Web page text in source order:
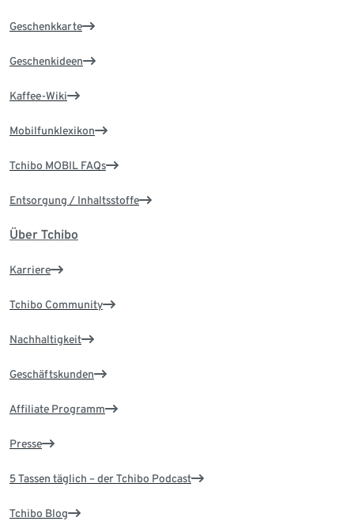
Geschenkkarte
Geschenkideen
Kaffee-Wiki
Mobilfunklexikon
Tchibo MOBIL FAQs
Entsorgung / Inhaltsstoffe
Über Tchibo
Karriere
Tchibo Community
Nachhaltigkeit
Geschäftskunden
Affiliate Programm
Presse
5 Tassen täglich – der Tchibo Podcast
Tchibo Blog